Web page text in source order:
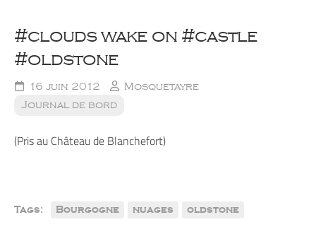
#clouds wake on #castle
#oldstone
16 juin 2012
Mosquetayre
Journal de bord
(Pris au Château de Blanchefort)
Tags: Bourgogne nuages oldstone